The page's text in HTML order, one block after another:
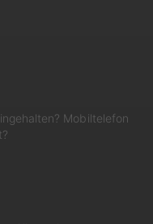
Mobiltelefon